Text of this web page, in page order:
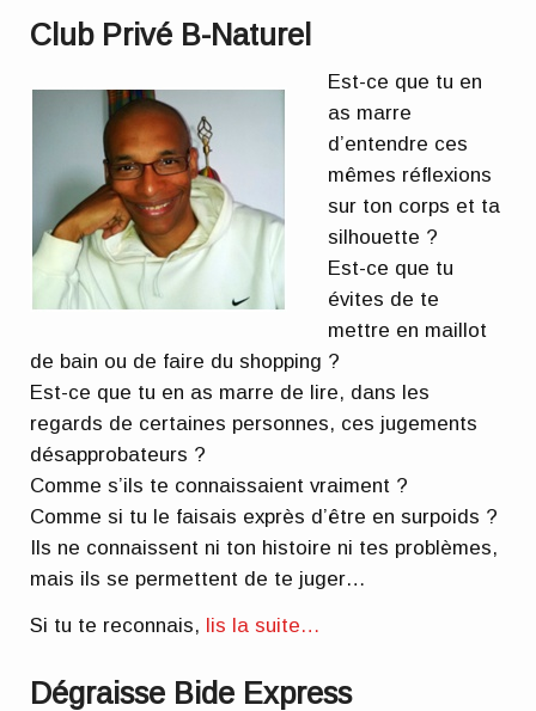
Club Privé B-Naturel
Est-ce que tu en
as marre
d’entendre ces
mêmes réflexions
sur ton corps et ta
silhouette ?
Est-ce que tu
évites de te
mettre en maillot
de bain ou de faire du shopping ?
Est-ce que tu en as marre de lire, dans les
regards de certaines personnes, ces jugements
désapprobateurs ?
Comme s’ils te connaissaient vraiment ?
Comme si tu le faisais exprès d’être en surpoids ?
Ils ne connaissent ni ton histoire ni tes problèmes,
mais ils se permettent de te juger…
Si tu te reconnais, lis la suite…
Dégraisse Bide Express